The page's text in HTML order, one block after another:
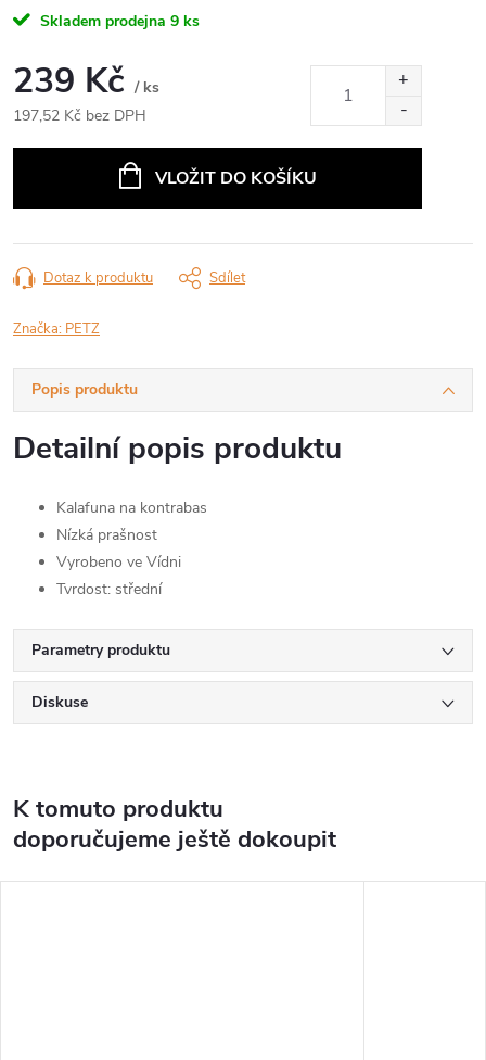
Skladem prodejna 9 ks
239 Kč / ks
197,52 Kč bez DPH
VLOŽIT DO KOŠÍKU
Dotaz k produktu Sdílet
Značka: PETZ
Popis produktu
Detailní popis produktu
Kalafuna na kontrabas
Nízká prašnost
Vyrobeno ve Vídni
Tvrdost: střední
Parametry produktu
Diskuse
K tomuto produktu
doporučujeme ještě dokoupit